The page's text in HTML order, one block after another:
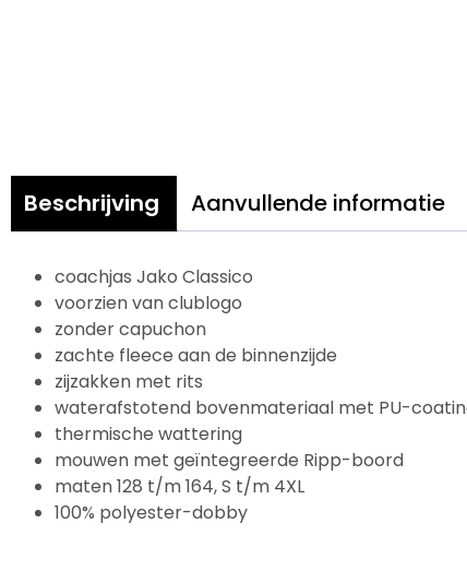
Beschrijving Aanvullende informatie
coachjas Jako Classico
voorzien van clublogo
zonder capuchon
zachte fleece aan de binnenzijde
zijzakken met rits
waterafstotend bovenmateriaal met PU-
thermische wattering
mouwen met geïntegreerde Ripp-boord
maten 128 t/m 164, S t/m 4XL
100% polyester-dobby